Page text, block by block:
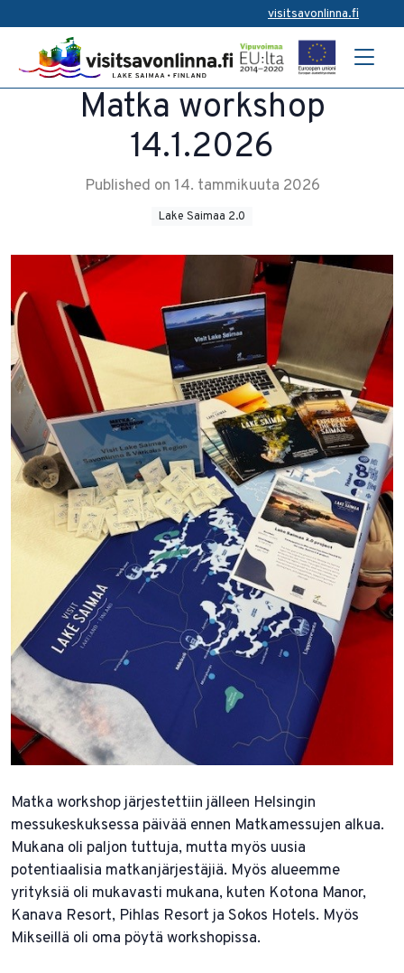
visitsavonlinna.fi
Matka workshop
14.1.2026
Published on 14. tammikuuta 2026
Lake Saimaa 2.0
Matka workshop järjestettiin jälleen Helsingin
messukeskuksessa päivää ennen Matkamessujen alkua.
Mukana oli paljon tuttuja, mutta myös uusia
potentiaalisia matkanjärjestäjiä. Myös alueemme
yrityksiä oli mukavasti mukana, kuten Kotona Manor,
Kanava Resort, Pihlas Resort ja Sokos Hotels. Myös
Mikseillä oli oma pöytä workshopissa.